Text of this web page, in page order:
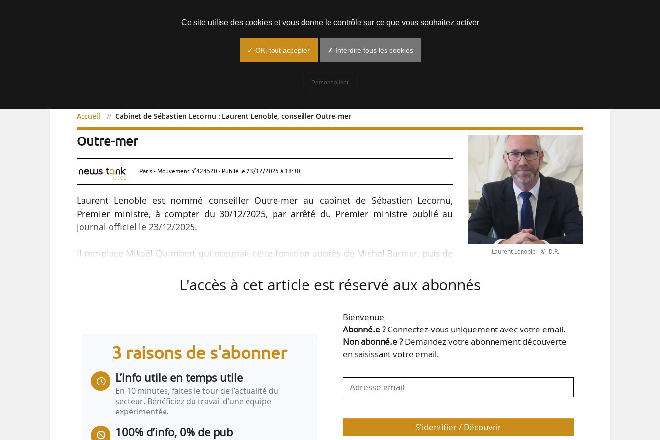
Accueil Cabinet de Sébastien Lecornu : Laurent Lenoble, conseiller Outre-mer
Cabinet de Sébastien Lecornu : Laurent Lenoble, conseiller
Outre-mer
Paris - Mouvement n°424520 - Publié le 23/12/2025 à 18:30
Laurent Lenoble est nommé conseiller Outre-mer au cabinet de Sébastien Lecornu,
Premier ministre, à compter du 30/12/2025, par arrêté du Premier ministre publié au
journal officiel le 23/12/2025.
Il remplace Mikaël Quimbert qui occupait cette fonction auprès de Michel Barnier, puis de
Titulaire d’une maîtrise d’Administration économique et sociale et dîplomé de l’IRA de Lyon
de La Réunion et sous-préfet de Saint-Denis depuis le 04/09/2023. Il a précédemment
mené une carrière dans la fonction préfectorale, comme secrétaire général et attaché
principal de la préfecture de Haute-Savoie, sous-préfet et directeur de cabinet du préfet de
la Guyane, chargé notamment…
Laurent Lenoble - © D.R.
L'accès à cet article est réservé aux abonnés
3 raisons de s'abonner
L’info utile en temps utile
En 10 minutes, faites le tour de l’actualité du
secteur. Bénéficiez du travail d’une équipe
expérimentée.
100% d’info, 0% de pub
Bienvenue,
Abonné.e ?Connectez-vous uniquement avec votre email.
Non abonné.e ?Demandez votre abonnement découverte
en saisissant votre email.
S'identifier / Découvrir
Ce site utilise des cookies et vous donne le contrôle sur ce que vous souhaitez activer
✓ OK, tout accepter ✗ Interdire tous les cookies
Personnaliser